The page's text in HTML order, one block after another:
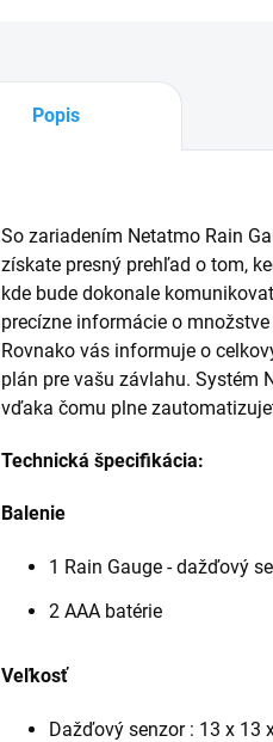
Popis
So zariadením Netatmo Rain
získate presný prehľad o tom,
kde bude dokonale
precízne informácie o
Rovnako vás informuje o
plán pre vašu závlahu. Systém
vďaka čomu plne
Technická špecifikácia:
Balenie
1 Rain Gauge - dažďový
2 AAA batérie
Veľkosť
Dažďový senzor : 13 x 13